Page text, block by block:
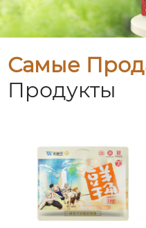
Самые
Продукты